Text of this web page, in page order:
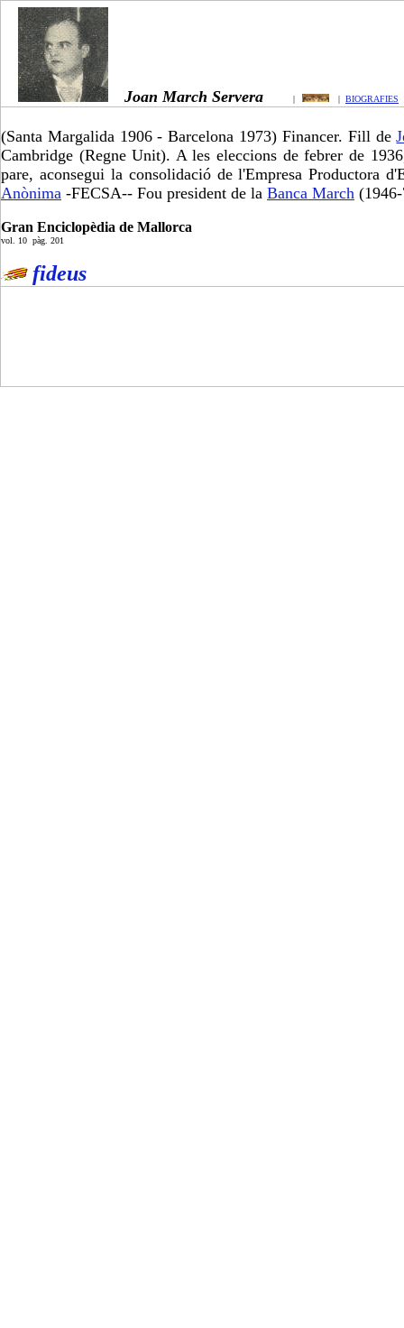
Joan March Servera | | BIOGRAFIES
(Santa Margalida 1906 - Barcelona 1973) Financer. Fill de
Cambridge (Regne Unit). A les eleccions de febrer de
pare, aconsegui la consolidació de l'Empresa Productora
Anònima -FECSA-- Fou president de la Banca March
Gran Enciclopèdia de Mallorca
vol. 10 pàg. 201
fideus